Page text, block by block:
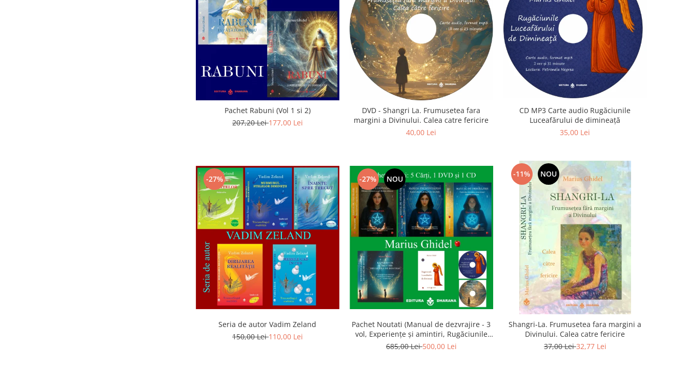
Pachet Rabuni (Vol 1 si 2)
207,20 Lei177,00 Lei
DVD - Shangri La. Frumusetea fara
margini a Divinului. Calea catre fericire
40,00 Lei
CD MP3 Carte audio Rugăciunile
Luceafărului de dimineață
35,00 Lei
-27%
Seria de autor Vadim Zeland
150,00 Lei110,00 Lei
-27% NOU
Pachet Noutati (Manual de dezvrajire - 3
vol, Experiențe și amintiri, Rugăciunile
Luceafarului de dimineata) - Marius
685,00 Lei500,00 Lei
-11% NOU
Shangri-La. Frumusetea fara margini a
Divinului. Calea catre fericire
37,00 Lei32,77 Lei